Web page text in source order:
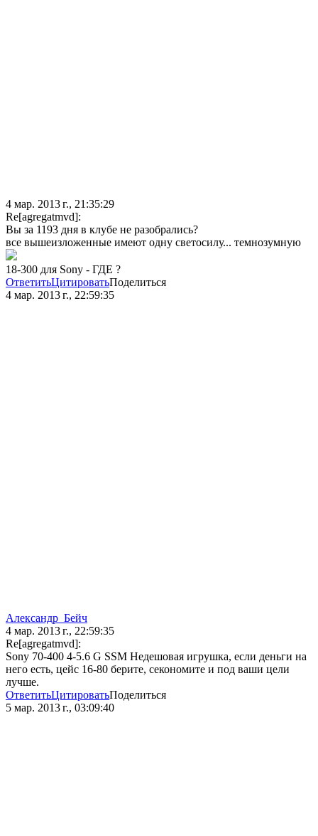
4 мар. 2013 г., 21:35:29
Re[agregatmvd]:
Вы за 1193 дня в клубе не разобрались?
все вышеизложенные имеют одну светосилу... темнозумную
18-300 для Sony - ГДЕ ?
ОтветитьЦитироватьПоделиться
4 мар. 2013 г., 22:59:35
Александр_Бейч
4 мар. 2013 г., 22:59:35
Re[agregatmvd]:
Sony 70-400 4-5.6 G SSM Недешовая игрушка, если деньги на
него есть, цейс 16-80 берите, секономите и под ваши цели
лучше.
ОтветитьЦитироватьПоделиться
5 мар. 2013 г., 03:09:40